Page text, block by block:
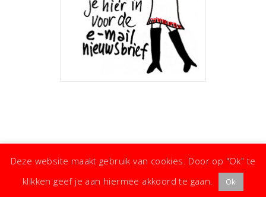
Deze website maakt gebruik van cookies. Door op "Ok" te
klikken geef je aan hiermee akkoord te gaan.
Ok